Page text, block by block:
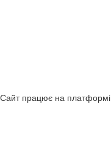
Сайт працює на платформі